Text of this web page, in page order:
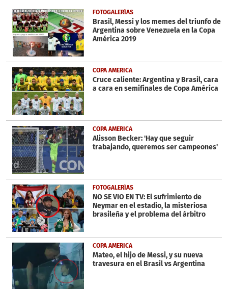
17
seconds
FOTOGALERÍAS
Brasil, Messi y los memes del triunfo de
Argentina sobre Venezuela en la Copa
América 2019
COPA AMERICA
Cruce caliente: Argentina y Brasil, cara
a cara en semifinales de Copa América
COPA AMERICA
Alisson Becker: 'Hay que seguir
trabajando, queremos ser campeones'
FOTOGALERÍAS
NO SE VIO EN TV: El sufrimiento de
Neymar en el estadio, la misteriosa
brasileña y el problema del árbitro
COPA AMERICA
Mateo, el hijo de Messi, y su nueva
travesura en el Brasil vs Argentina